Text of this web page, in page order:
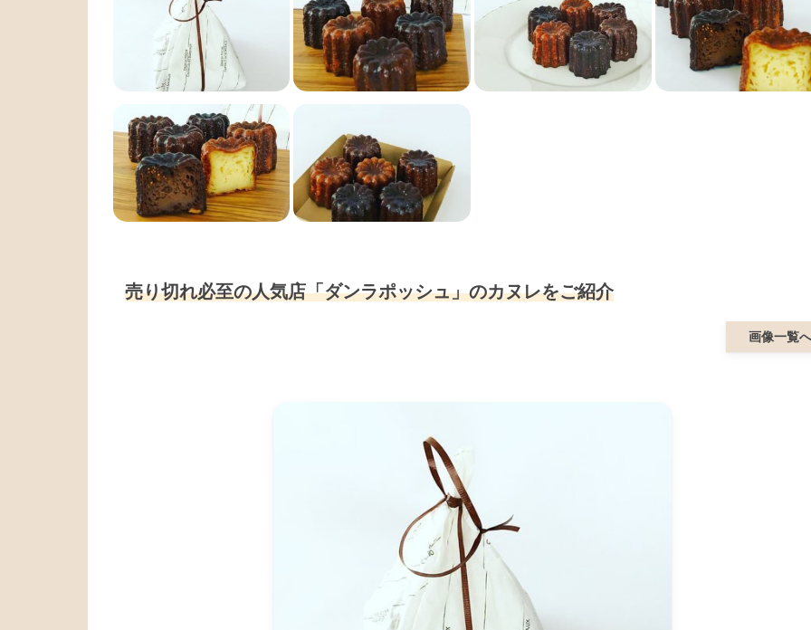
売り切れ必至の人気店「ダンラポッシュ」のカヌレをご紹介
画像一覧へ